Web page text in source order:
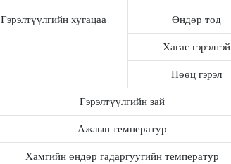
Гэрэлтүүлгийн хугацаа
Өндөр тод
Хагас гэрэлтэй
Нөөц гэрэл
Гэрэлтүүлгийн зай
Ажлын температур
Хамгийн өндөр гадаргуугийн температур